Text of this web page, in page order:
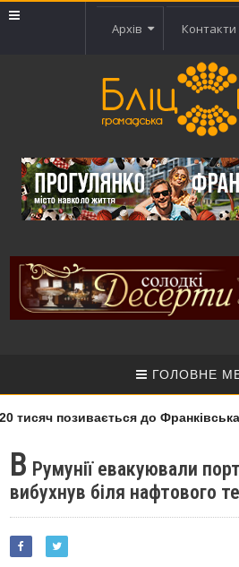
Архів Контакти
ГОЛОВНЕ
позивається до Франківська
В Румунії евакуювали
вибухнув біля нафтового